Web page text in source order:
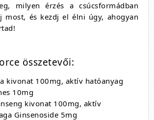
milyen érzés a csúcsformádban
most, és kezdj el élni úgy, ahogyan
összetevői:
kivonat 100mg, aktív hatóanyag
10mg
kivonat 100mg, aktív
Ginsenoside 5mg